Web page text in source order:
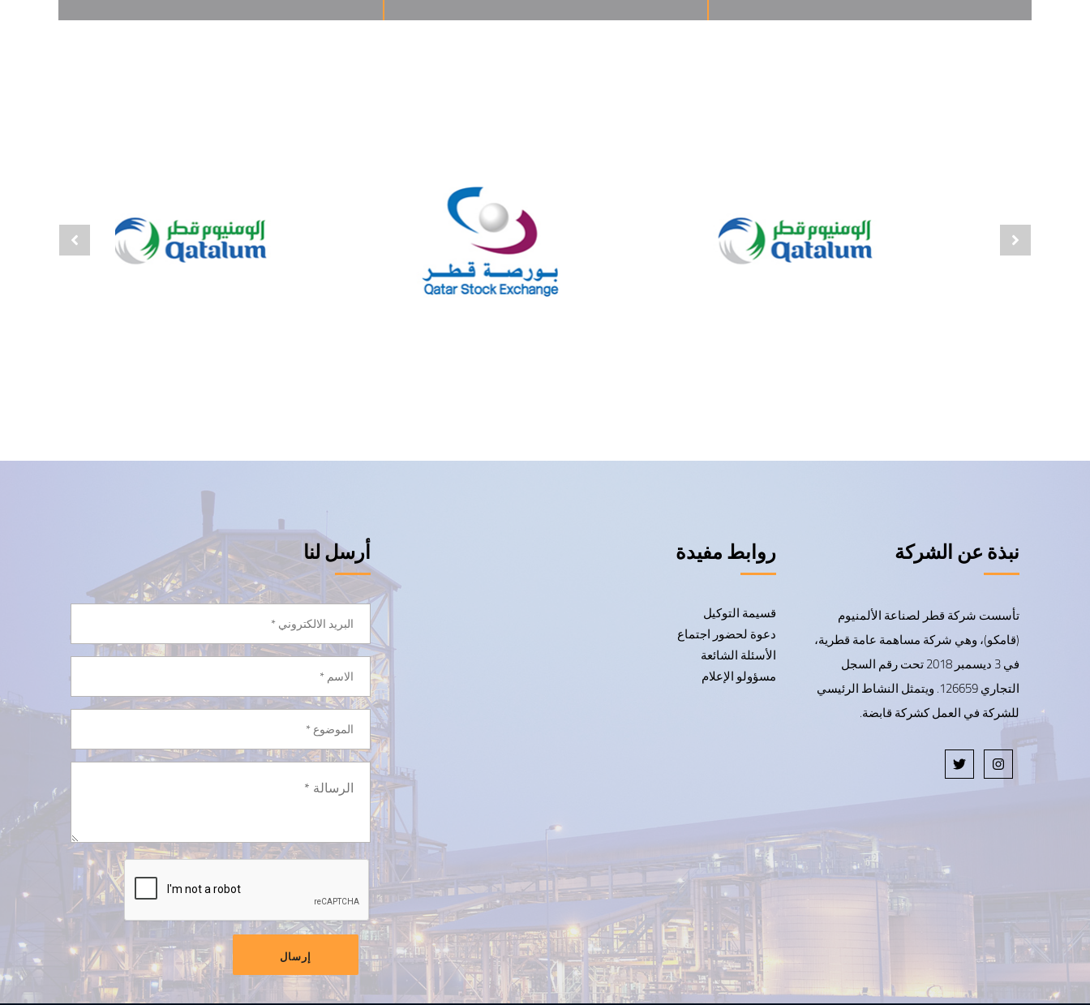
نبذة عن الشركة
تأسست شركة قطر لصناعة الألمنيوم
(قامكو)، وهي شركة مساهمة عامة قطرية،
في 3 ديسمبر 2018 تحت رقم السجل
التجاري 126659. ويتمثل النشاط الرئيسي
للشركة في العمل كشركة قابضة.
روابط مفيدة
قسيمة التوكيل
دعوة لحضور اجتماع
الأسئلة الشائعة
مسؤولو الإعلام
أرسل لنا
إرسال